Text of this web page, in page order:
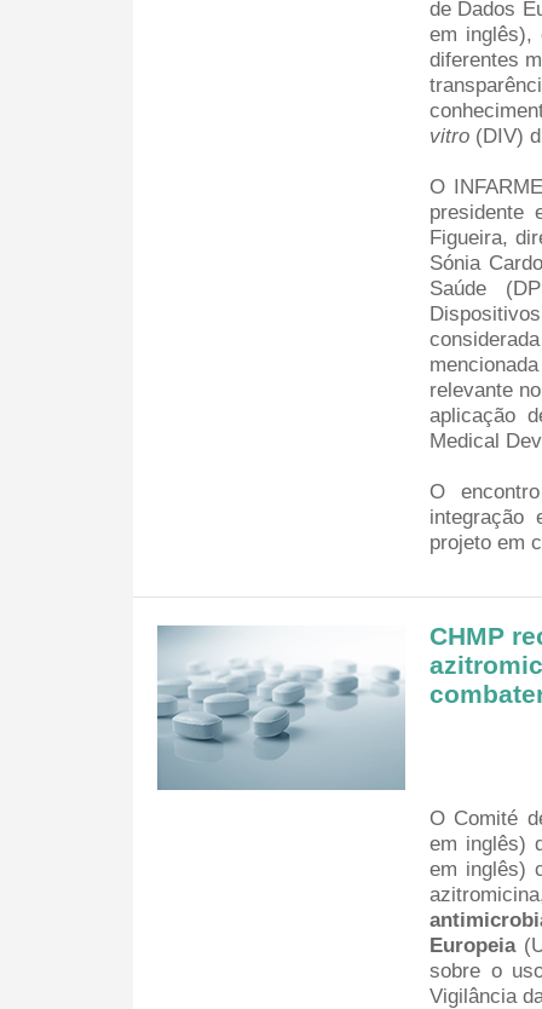
de Dados
em inglês),
diferentes
vitro (DIV)
O
presidente
Figueira,
Sónia
Saúde
relevante
aplicação
Medical
O
integração
projeto em
CHMP
O Comité
em inglês)
em inglês)
Europeia
sobre o
Vigilância